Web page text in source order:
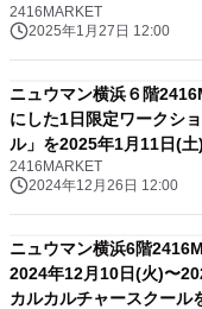
2416MARKET
2025年1月27日 12:00
ニュウマン横浜６階
にした1日限定ワークシ
ル」を2025年1月11日(土
2416MARKET
2024年12月26日 12:00
ニュウマン横浜6階
2024年12月10日(火)〜
カルカルチャースクール